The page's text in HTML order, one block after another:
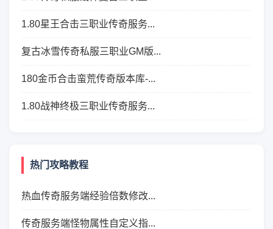
1.80星王合击三职业传奇服务...
复古冰雪传奇私服三职业GM版...
180金币合击蛮荒传奇版本库-...
1.80战神终极三职业传奇服务...
热门攻略教程
热血传奇服务端经验倍数修改...
传奇服务端怪物属性自定义指...